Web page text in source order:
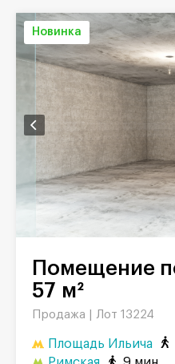
Новинка
Помещение под сувениры,
57 м²
Продажа | Лот 13224
Площадь Ильича